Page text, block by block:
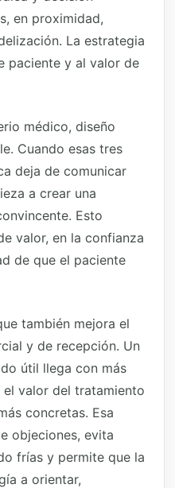
en proximidad,
La estrategia
paciente y al valor de
médico, diseño
Cuando esas tres
deja de comunicar
a crear una
Esto
valor, en la confianza
de que el paciente
también mejora el
y de recepción. Un
útil llega con más
valor del tratamiento
concretas. Esa
objeciones, evita
frías y permite que la
a orientar,